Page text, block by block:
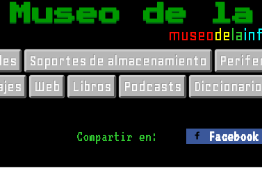
Museo de
museode la
Soportes de almacenamiento
Web Libros Podcasts Diccionario
Compartir en: Facebook